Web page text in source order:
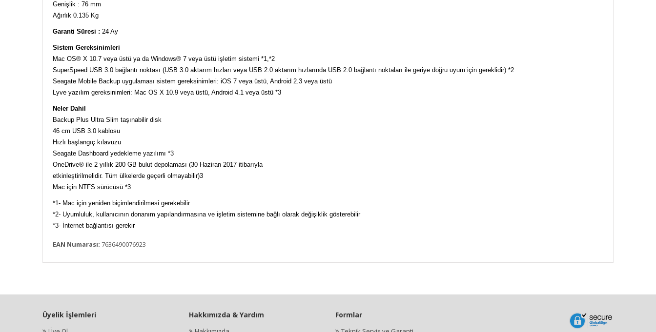
Genişlik : 76 mm
Ağırlık 0.135 Kg
Garanti Süresi : 24 Ay
Sistem Gereksinimleri
Mac OS® X 10.7 veya üstü ya da Windows® 7 veya üstü işletim sistemi *1,*2
SuperSpeed USB 3.0 bağlantı noktası (USB 3.0 aktarım hızları veya USB 2.0 aktarım hızlarında USB 2.0 bağlantı noktaları ile geriye doğru uyum için gereklidir) *2
Seagate Mobile Backup uygulaması sistem gereksinimleri: iOS 7 veya üstü, Android 2.3 veya üstü
Lyve yazılım gereksinimleri: Mac OS X 10.9 veya üstü, Android 4.1 veya üstü *3
Neler Dahil
Backup Plus Ultra Slim taşınabilir disk
46 cm USB 3.0 kablosu
Hızlı başlangıç kılavuzu
Seagate Dashboard yedekleme yazılımı *3
OneDrive® ile 2 yıllık 200 GB bulut depolaması (30 Haziran 2017 itibarıyla
etkinleştirilmelidir. Tüm ülkelerde geçerli olmayabilir)3
Mac için NTFS sürücüsü *3
*1- Mac için yeniden biçimlendirilmesi gerekebilir
*2- Uyumluluk, kullanıcının donanım yapılandırmasına ve işletim sistemine bağlı olarak değişiklik gösterebilir
*3- İnternet bağlantısı gerekir
EAN Numarası: 7636490076923
Üyelik İşlemleri Hakkımızda & Yardım Formlar